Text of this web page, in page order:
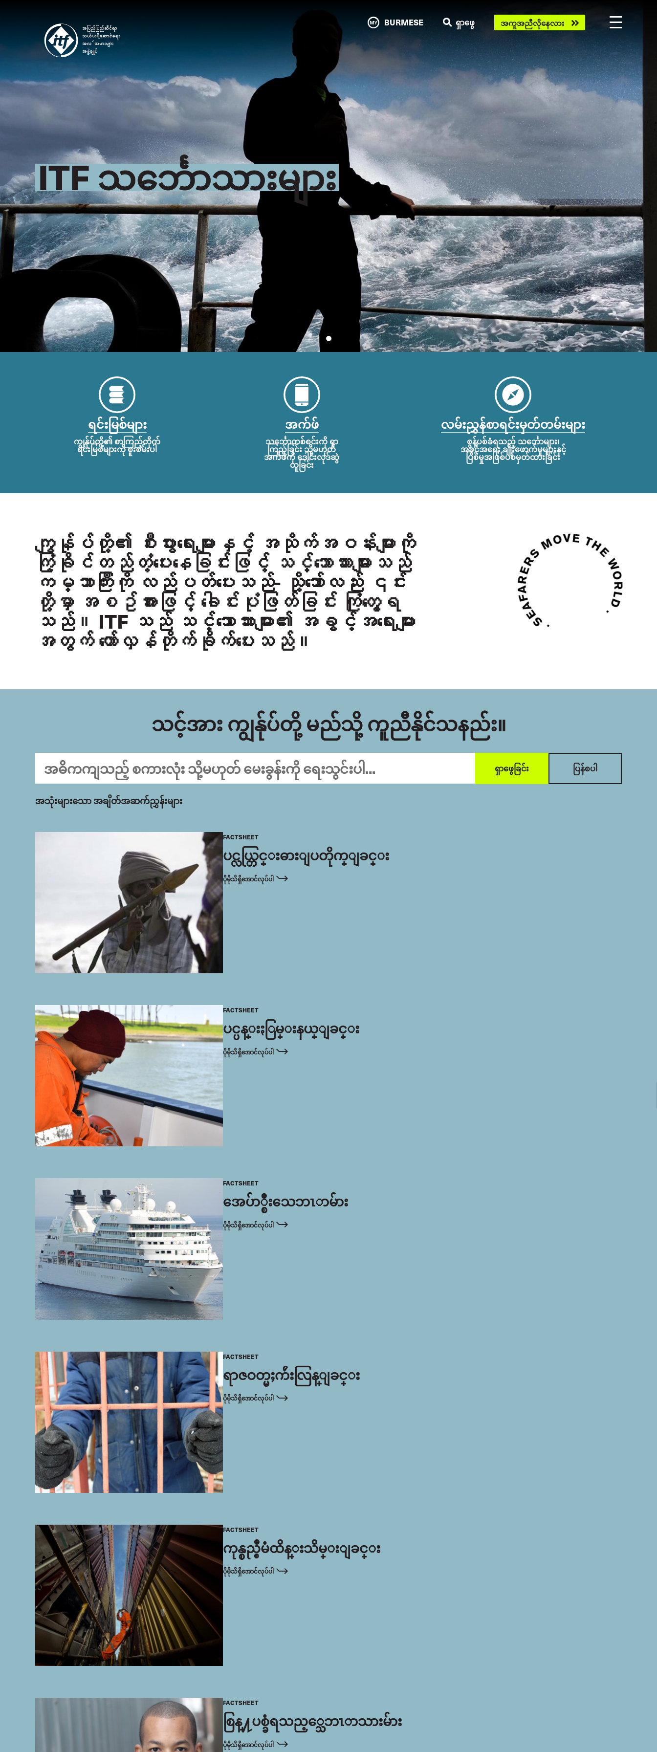
BURMESE ရှာဖွေ Need
help
now?
အကူအညီလိုနေလား
ITF သင်္ဘောသားများ
ရင်းမြစ်များ
ကျွန်ုပ်တို့၏ စာကြည့်တိုက်
ရင်းမြစ်များကို စူးစမ်းပါ
အက်ဖ်
သင်္ဘောတစ်စင်းကို ရှာ
ကြည့်ခြင်း သို့မဟုတ်
အက်ဖ်ကို ဒေါင်းလုဒ်ဆွဲ
ယူခြင်း
လမ်းညွှန်စာရင်းမှတ်တမ်းများ
စွန့်ပစ်ခံရသည့် သင်္ဘောများ၊
အခွင့်အရေး ချိုးဖောက်မှုများနှင့်
ပြစ်မှုအဖြစ်ပစ်မှတ်ထားခြင်း
ကျွန်ုပ်တို့၏ စီးပွားရေးများနှင့် အသိုက်အဝန်းများကို
ကြံ့ခိုင်တည်တံ့ပေးနေခြင်းဖြင့် သင်္ဘောသားများသည်
ကမ္ဘာကြီးကို လည်ပတ်ပေးသည်- သို့သော်လည်း ၎င်း
တို့မှာ အစဥ်အားဖြင့် ခေါင်းပုံဖြတ်ခြင်း ကြုံတွေ့ရ
သည်။ ITFသည် သင်္ဘောသားများ၏ အခွင့်အရေးများ
အတွက် တော်လှန်တိုက်ခိုက်ပေးသည်။
သင့်အား ကျွန်ုပ်တို့ မည်သို့ ကူညီနိုင်သနည်း။
အသုံးများသော အချိတ်အဆက်ညွှန်းများ
FACTSHEET
ပင္လယ္တြင္းဓားျပတိုက္ျခင္း
ပိုမိုသိရှိအောင်လုပ်ပါ
FACTSHEET
ပင္ပန္းႏြမ္းနယ္ျခင္း
ပိုမိုသိရှိအောင်လုပ်ပါ
FACTSHEET
အေပ်ာ္စီးသေဘၤာမ်ား
ပိုမိုသိရှိအောင်လုပ်ပါ
FACTSHEET
ရာဇဝတ္မႈက်ဴးလြန္ျခင္း
ပိုမိုသိရှိအောင်လုပ်ပါ
FACTSHEET
ကုန္စည္စီမံထိန္းသိမ္းျခင္း
ပိုမိုသိရှိအောင်လုပ်ပါ
FACTSHEET
စြန္႔ပစ္ခံရသည့္သေဘၤာသားမ်ား
ပိုမိုသိရှိအောင်လုပ်ပါ